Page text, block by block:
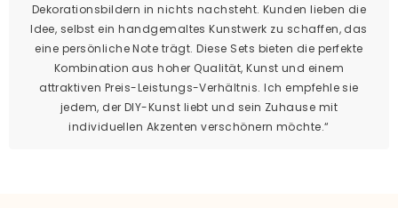
Dekorationsbildern in nichts nachsteht. Kunden lieben die
Idee, selbst ein handgemaltes Kunstwerk zu schaffen, das
eine persönliche Note trägt. Diese Sets bieten die perfekte
Kombination aus hoher Qualität, Kunst und einem
attraktiven Preis-Leistungs-Verhältnis. Ich empfehle sie
jedem, der DIY-Kunst liebt und sein Zuhause mit
individuellen Akzenten verschönern möchte.“